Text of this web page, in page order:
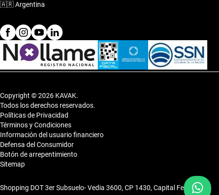
🇦🇷Argentina
Copyright © 2026 KAVAK.
Todos los derechos reservados.
Políticas de Privacidad
Términos y Condiciones
Información del usuario financiero
Defensa del Consumidor
Botón de arrepentimiento
Sitemap
Shopping DOT 3er Subsuelo- Vedia 3600, CP 1430, Capital Federal,